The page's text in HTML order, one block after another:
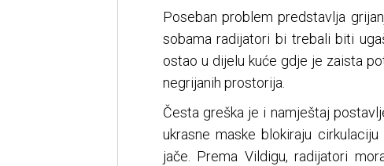
Poseban problem predstavlja
sobama radijatori bi trebali biti
ostao u dijelu kuće gdje je zaista
negrijanih prostorija.
Česta greška je i namještaj
ukrasne maske blokiraju
jače. Prema Vildigu, radijatori